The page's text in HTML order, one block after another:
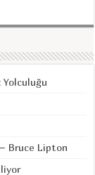
– Bruce Lipton